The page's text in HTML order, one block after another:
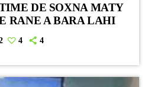
DE SOXNA MATY
RANE A BARA LAHI
4 4